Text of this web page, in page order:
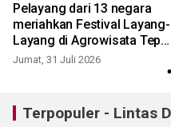
Pelayang dari 13 negara
meriahkan Festival Layang-
Layang di Agrowisata Tepas
Papandayan Garut
Jumat, 31 Juli 2026
Terpopuler - Lintas